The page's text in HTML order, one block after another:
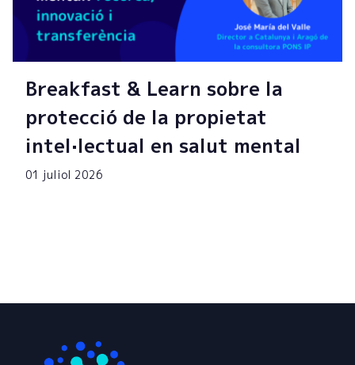
Breakfast & Learn sobre la
protecció de la propietat
intel·lectual en salut mental
01 juliol 2026